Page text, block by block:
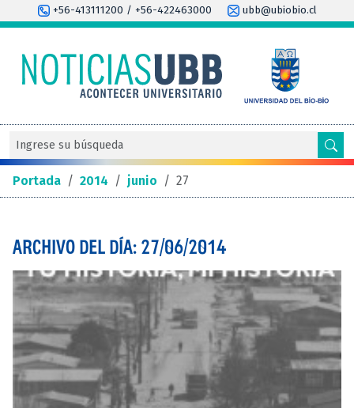
+56-413111200 / +56-422463000 ubb@ubiobio.cl
Portada / 2014 / junio / 27
ARCHIVO DEL DÍA: 27/06/2014